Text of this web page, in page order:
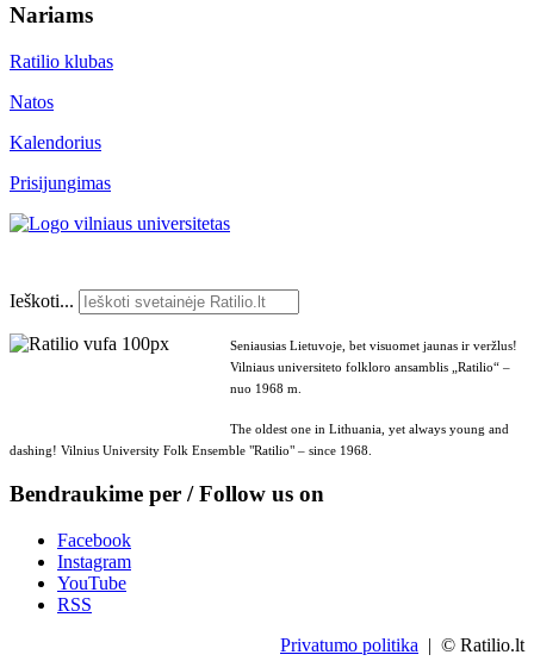
Nariams
Ratilio klubas
Natos
Kalendorius
Prisijungimas
Ieškoti...
Seniausias Lietuvoje, bet visuomet jaunas ir veržlus!
Vilniaus universiteto folkloro ansamblis „Ratilio“ –
nuo 1968 m.
The oldest one in Lithuania, yet always young and
dashing! Vilnius University Folk Ensemble "Ratilio" – since 1968.
Bendraukime per / Follow us on
Facebook
Instagram
YouTube
RSS
Privatumo politika | © Ratilio.lt